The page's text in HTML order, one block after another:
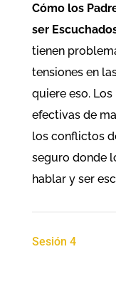
Cómo los
ser
tienen
tensiones en
quiere eso.
efectivas de
los conflictos
seguro donde
hablar y ser
Sesión 4